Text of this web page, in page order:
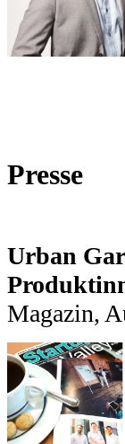
Presse
Urban
Magazin,